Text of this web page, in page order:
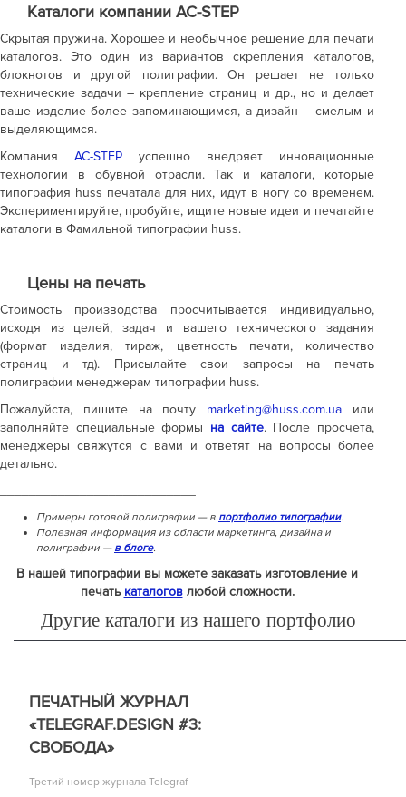
Каталоги компании AC-STEP
Скрытая пружина. Хорошее и необычное решение для печати
каталогов. Это один из вариантов скрепления каталогов,
блокнотов и другой полиграфии. Он решает не только
технические задачи – крепление страниц и др., но и делает
ваше изделие более запоминающимся, а дизайн – смелым и
выделяющимся.
Компания AC-STEP успешно внедряет инновационные
технологии в обувной отрасли. Так и каталоги, которые
типография huss печатала для них, идут в ногу со временем.
Экспериментируйте, пробуйте, ищите новые идеи и печатайте
каталоги в Фамильной типографии huss.
Цены на печать
Стоимость производства просчитывается индивидуально,
исходя из целей, задач и вашего технического задания
(формат изделия, тираж, цветность печати, количество
страниц и тд). Присылайте свои запросы на печать
полиграфии менеджерам типографии huss.
Пожалуйста, пишите на почту marketing@huss.com.ua или
заполняйте специальные формы на сайте. После просчета,
менеджеры свяжутся с вами и ответят на вопросы более
детально.
Примеры готовой полиграфии — в портфолио типографии.
Полезная информация из области маркетинга, дизайна и
полиграфии — в блоге.
В нашей типографии вы можете заказать изготовление и
печать каталоговлюбой сложности.
Другие каталоги из нашего портфолио
ПЕЧАТНЫЙ ЖУРНАЛ
«TELEGRAF.DESIGN #3:
СВОБОДА»
Третий номер журнала Telegraf